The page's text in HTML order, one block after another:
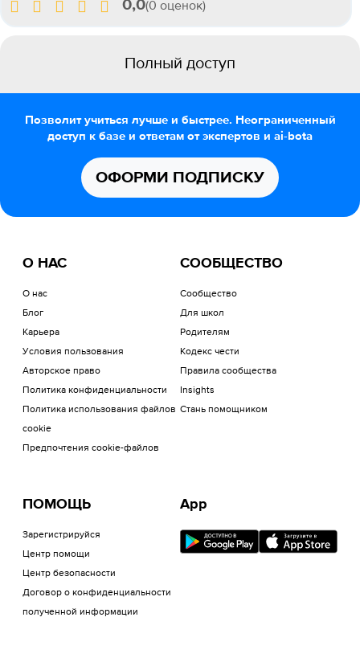
0,0(0 оценок)
Полный доступ
Позволит учиться лучше и быстрее. Неограниченный
доступ к базе и ответам от экспертов и ai-bota
ОФОРМИ ПОДПИСКУ
О НАС
О нас
Блог
Карьера
Условия пользования
Авторское право
Политика конфиденциальности
Политика использования файлов
cookie
Предпочтения cookie-файлов
СООБЩЕСТВО
Сообщество
Для школ
Родителям
Кодекс чести
Правила сообщества
Insights
Стань помощником
ПОМОЩЬ
Зарегистрируйся
Центр помощи
Центр безопасности
Договор о конфиденциальности
полученной информации
App